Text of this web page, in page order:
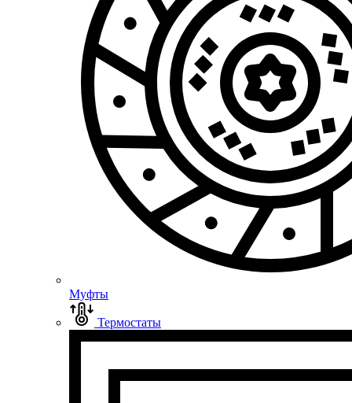
Муфты
Термостаты